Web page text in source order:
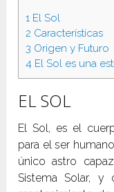
1 El Sol
2 Características
3 Origen y Futuro
4 El Sol es una
EL SOL
El Sol, es el
para el ser
único astro
Sistema Solar, y